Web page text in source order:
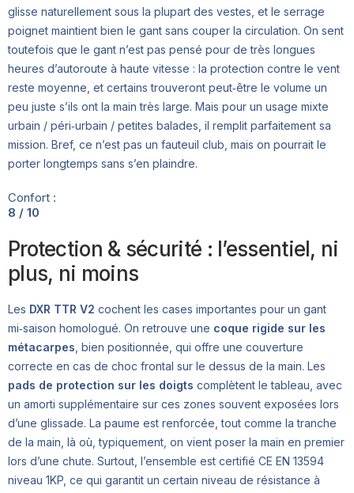
glisse naturellement sous la plupart des vestes, et le serrage
poignet maintient bien le gant sans couper la circulation. On sent
toutefois que le gant n’est pas pensé pour de très longues
heures d’autoroute à haute vitesse : la protection contre le vent
reste moyenne, et certains trouveront peut‑être le volume un
peu juste s’ils ont la main très large. Mais pour un usage mixte
urbain / péri‑urbain / petites balades, il remplit parfaitement sa
mission. Bref, ce n’est pas un fauteuil club, mais on pourrait le
porter longtemps sans s’en plaindre.
Confort :
8 / 10
Protection & sécurité : l’essentiel, ni
plus, ni moins
Les DXR TTR V2 cochent les cases importantes pour un gant
mi‑saison homologué. On retrouve une coque rigide sur les
métacarpes , bien positionnée, qui offre une couverture
correcte en cas de choc frontal sur le dessus de la main. Les
pads de protection sur les doigts complètent le tableau, avec
un amorti supplémentaire sur ces zones souvent exposées lors
d’une glissade. La paume est renforcée, tout comme la tranche
de la main, là où, typiquement, on vient poser la main en premier
lors d’une chute. Surtout, l’ensemble est certifié CE EN 13594
niveau 1KP, ce qui garantit un certain niveau de résistance à